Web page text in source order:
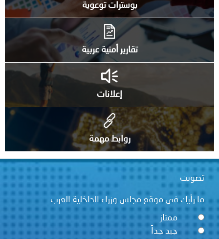
بوسترات توعوية
تقارير أمنية عربية
إعلانات
روابط مهمة
تصويت
ما رأيك في موقع مجلس وزراء الداخلية العرب
ممتاز
جيد جداً